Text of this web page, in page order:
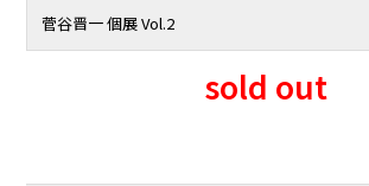
菅谷晋一 個展 Vol.2
sold out